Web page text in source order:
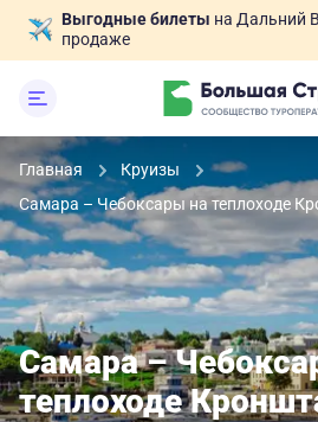
Выгодные билеты на Дальний
продаже
Главная
Круизы
Самара – Чебоксары на теплоходе
Самара –
теплоходе